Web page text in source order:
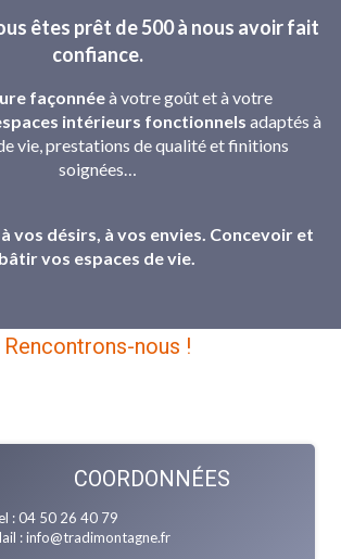
êtes prêt de 500 à nous avoir fait
confiance.
façonnéeà votre goût et à votre
intérieurs fonctionnels adaptés à
vie, prestations de qualité et finitions
soignées…
vos désirs, à vos envies. Concevoir et
bâtir vos espaces de vie.
Rencontrons-nous !
COORDONNÉES
: 04 50 26 40 79
: info@tradimontagne.fr